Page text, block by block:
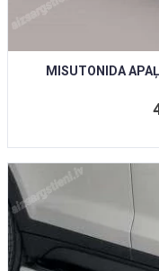
MISUTONIDA